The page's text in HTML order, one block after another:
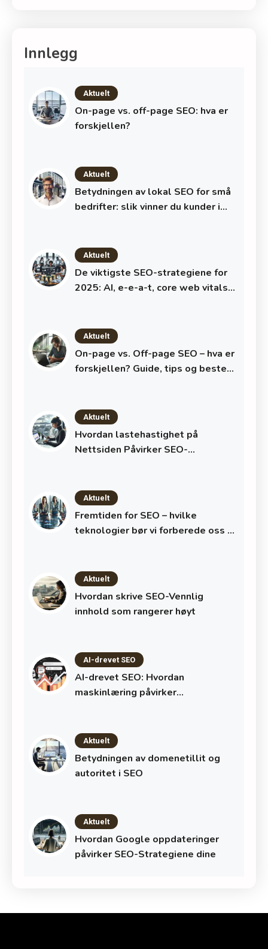
Innlegg
Aktuelt
On-page vs. off-page SEO: hva er
forskjellen?
Aktuelt
Betydningen av lokal SEO for små
bedrifter: slik vinner du kunder i
Aktuelt
De viktigste SEO-strategiene for
2025: AI, e-e-a-t, core web vitals
Aktuelt
On-page vs. Off-page SEO – hva er
forskjellen? Guide, tips og beste
Aktuelt
Hvordan lastehastighet på
Nettsiden Påvirker SEO-
Aktuelt
Fremtiden for SEO – hvilke
teknologier bør vi forberede oss på
Aktuelt
Hvordan skrive SEO-Vennlig
innhold som rangerer høyt
AI-drevet SEO
AI-drevet SEO: Hvordan
maskinlæring påvirker
Aktuelt
Betydningen av domenetillit og
autoritet i SEO
Aktuelt
Hvordan Google oppdateringer
påvirker SEO-Strategiene dine